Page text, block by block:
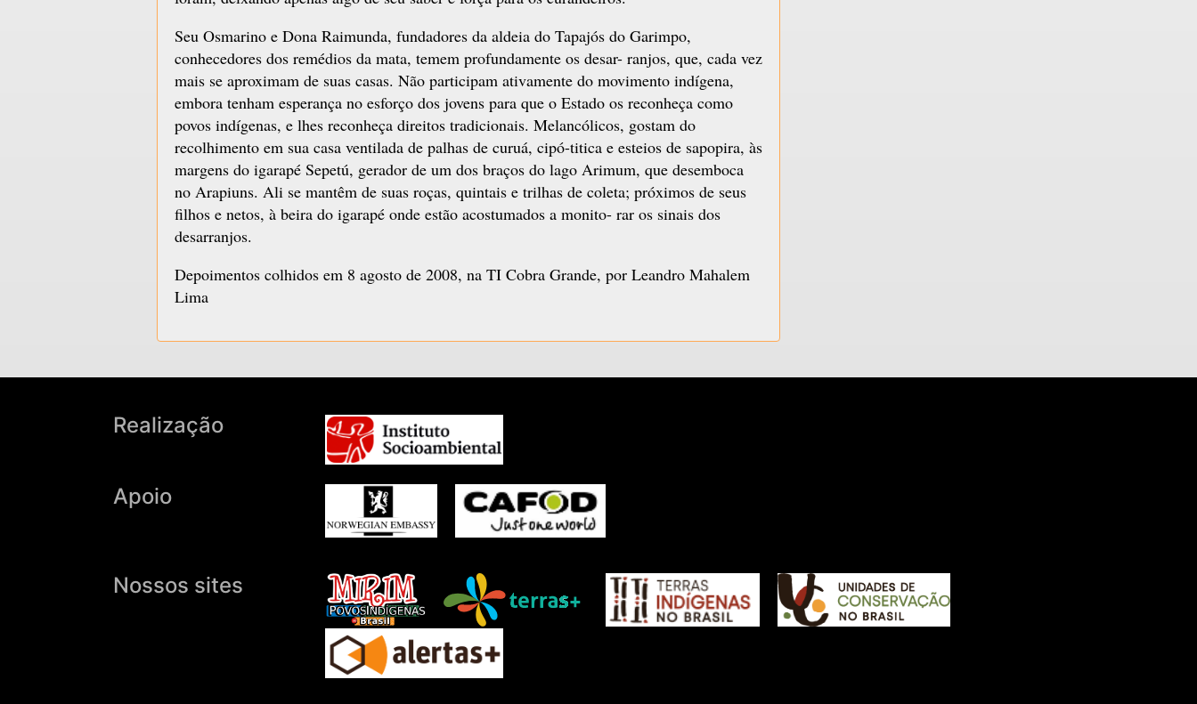
Seu Osmarino e Dona Raimunda, fundadores da aldeia do Tapajós do Garimpo,
conhecedores dos remédios da mata, temem profundamente os desar- ranjos, que, cada vez
mais se aproximam de suas casas. Não participam ativamente do movimento indígena,
embora tenham esperança no esforço dos jovens para que o Estado os reconheça como
povos indígenas, e lhes reconheça direitos tradicionais. Melancólicos, gostam do
recolhimento em sua casa ventilada de palhas de curuá, cipó-titica e esteios de sapopira, às
margens do igarapé Sepetú, gerador de um dos braços do lago Arimum, que desemboca
no Arapiuns. Ali se mantêm de suas roças, quintais e trilhas de coleta; próximos de seus
filhos e netos, à beira do igarapé onde estão acostumados a monito- rar os sinais dos
desarranjos.
Depoimentos colhidos em 8 agosto de 2008, na TI Cobra Grande, por Leandro Mahalem
Lima